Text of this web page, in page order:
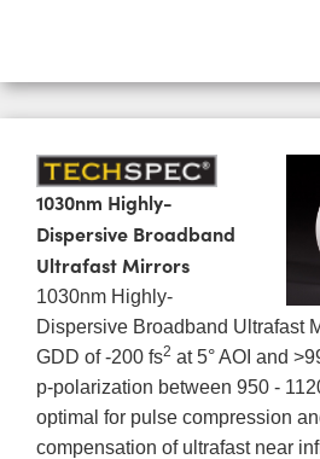
1030nm Highly-
Dispersive Broadband
Ultrafast Mirrors
1030nm Highly-
Dispersive Broadband Ultrafast
GDD of -200 fs2 at 5° AOI and
p-polarization between 950 -
optimal for pulse compression
compensation of ultrafast near